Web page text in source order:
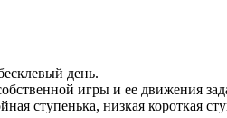
день.
игры и ее движения
ступенька, низкая короткая